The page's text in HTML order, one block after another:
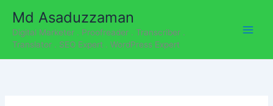
content
Md Asaduzzaman
Digital Marketer . Proofreader . Transcriber .
Translator . SEO Expert . WordPress Expert
a
t
e